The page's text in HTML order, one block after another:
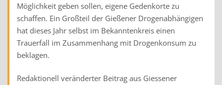
Möglichkeit geben sollen, eigene Gedenkorte zu
schaffen. Ein Großteil der Gießener Drogenabhängigen
hat dieses Jahr selbst im Bekanntenkreis einen
Trauerfall im Zusammenhang mit Drogenkonsum zu
beklagen.
Redaktionell veränderter Beitrag aus Giessener